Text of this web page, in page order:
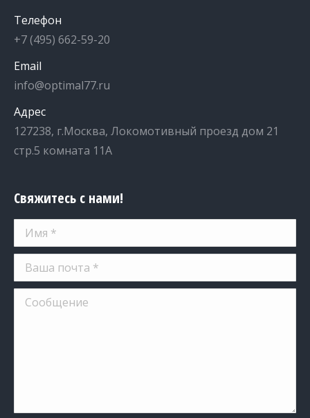
Телефон
+7 (495) 662-59-20
Email
info@optimal77.ru
Адрес
127238, г.Москва, Локомотивный проезд дом 21
стр.5 комната 11А
Свяжитесь с нами!
Имя *
Ваша почта *
Сообщение